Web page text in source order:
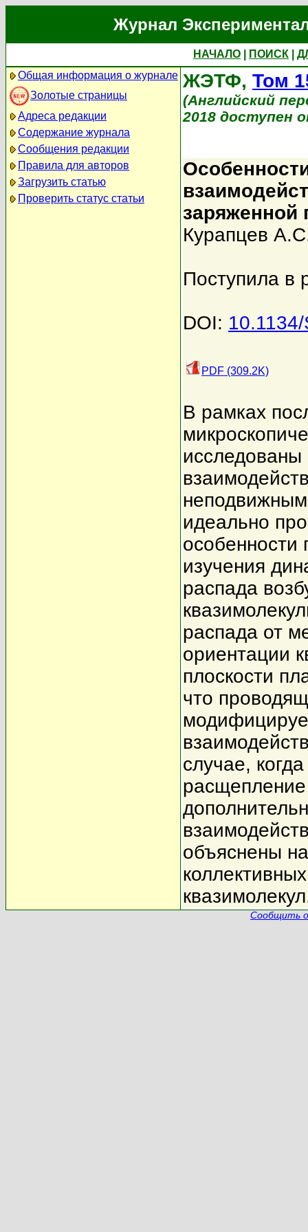
Журнал
НАЧАЛО ПОИСК
Общая информация о журнале
Золотые страницы
Адреса редакции
Содержание журнала
Сообщения редакции
Правила для авторов
Загрузить статью
Проверить статус статьи
ЖЭТФ, Том
(Английский
2018 доступен
заряженной
Курапцев
Поступила в
DOI:
PDF (309.2K)
В рамках
исследованы
идеально
особенности
изучения
распада
распада от
ориентации
плоскости
что
случае,
объяснены
Сообщить о